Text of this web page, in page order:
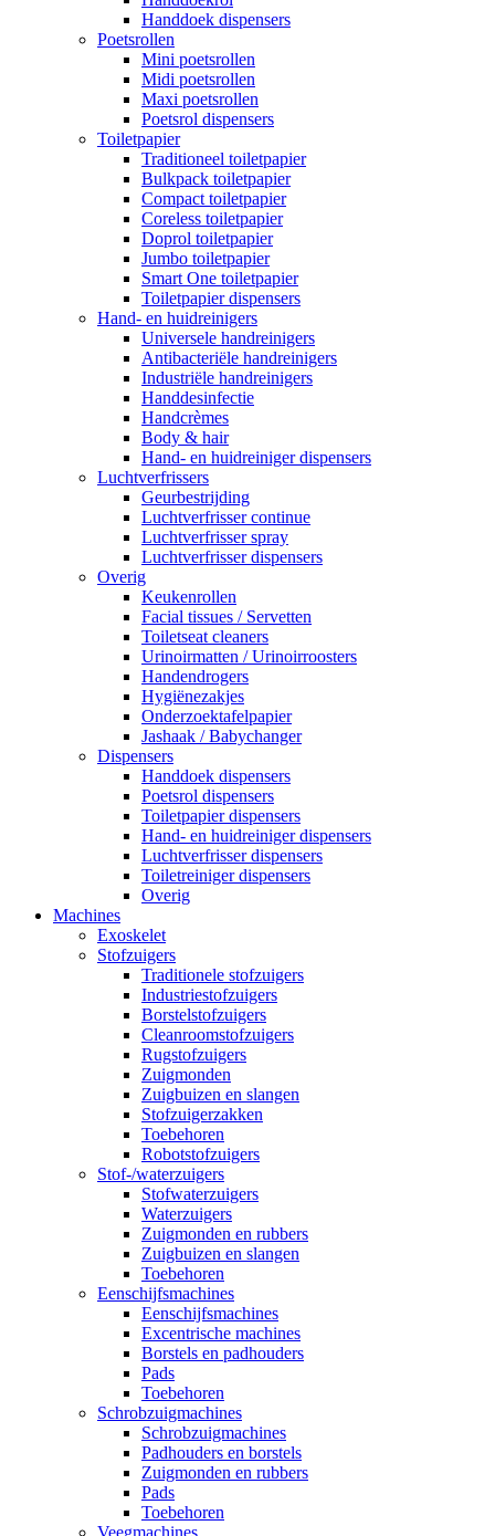
Handdoek dispensers
Poetsrollen
Mini poetsrollen
Midi poetsrollen
Maxi poetsrollen
Poetsrol dispensers
Toiletpapier
Traditioneel toiletpapier
Bulkpack toiletpapier
Compact toiletpapier
Coreless toiletpapier
Doprol toiletpapier
Jumbo toiletpapier
Smart One toiletpapier
Toiletpapier dispensers
Hand- en huidreinigers
Universele handreinigers
Antibacteriële handreinigers
Industriële handreinigers
Handdesinfectie
Handcrèmes
Body & hair
Hand- en huidreiniger dispensers
Luchtverfrissers
Geurbestrijding
Luchtverfrisser continue
Luchtverfrisser spray
Luchtverfrisser dispensers
Overig
Keukenrollen
Facial tissues / Servetten
Toiletseat cleaners
Urinoirmatten / Urinoirroosters
Handendrogers
Hygiënezakjes
Onderzoektafelpapier
Jashaak / Babychanger
Dispensers
Handdoek dispensers
Poetsrol dispensers
Toiletpapier dispensers
Hand- en huidreiniger dispensers
Luchtverfrisser dispensers
Toiletreiniger dispensers
Overig
Machines
Exoskelet
Stofzuigers
Traditionele stofzuigers
Industriestofzuigers
Borstelstofzuigers
Cleanroomstofzuigers
Rugstofzuigers
Zuigmonden
Zuigbuizen en slangen
Stofzuigerzakken
Toebehoren
Robotstofzuigers
Stof-/waterzuigers
Stofwaterzuigers
Waterzuigers
Zuigmonden en rubbers
Zuigbuizen en slangen
Toebehoren
Eenschijfsmachines
Eenschijfsmachines
Excentrische machines
Borstels en padhouders
Pads
Toebehoren
Schrobzuigmachines
Schrobzuigmachines
Padhouders en borstels
Zuigmonden en rubbers
Pads
Toebehoren
Veegmachines